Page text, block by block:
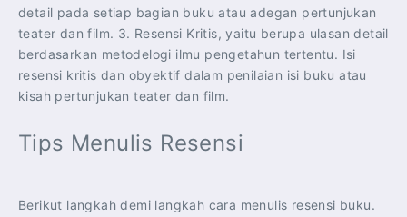
detail pada setiap bagian buku atau adegan pertunjukan
teater dan film. 3. Resensi Kritis, yaitu berupa ulasan detail
berdasarkan metodelogi ilmu pengetahun tertentu. Isi
resensi kritis dan obyektif dalam penilaian isi buku atau
kisah pertunjukan teater dan film.
Tips Menulis Resensi
Berikut langkah demi langkah cara menulis resensi buku.